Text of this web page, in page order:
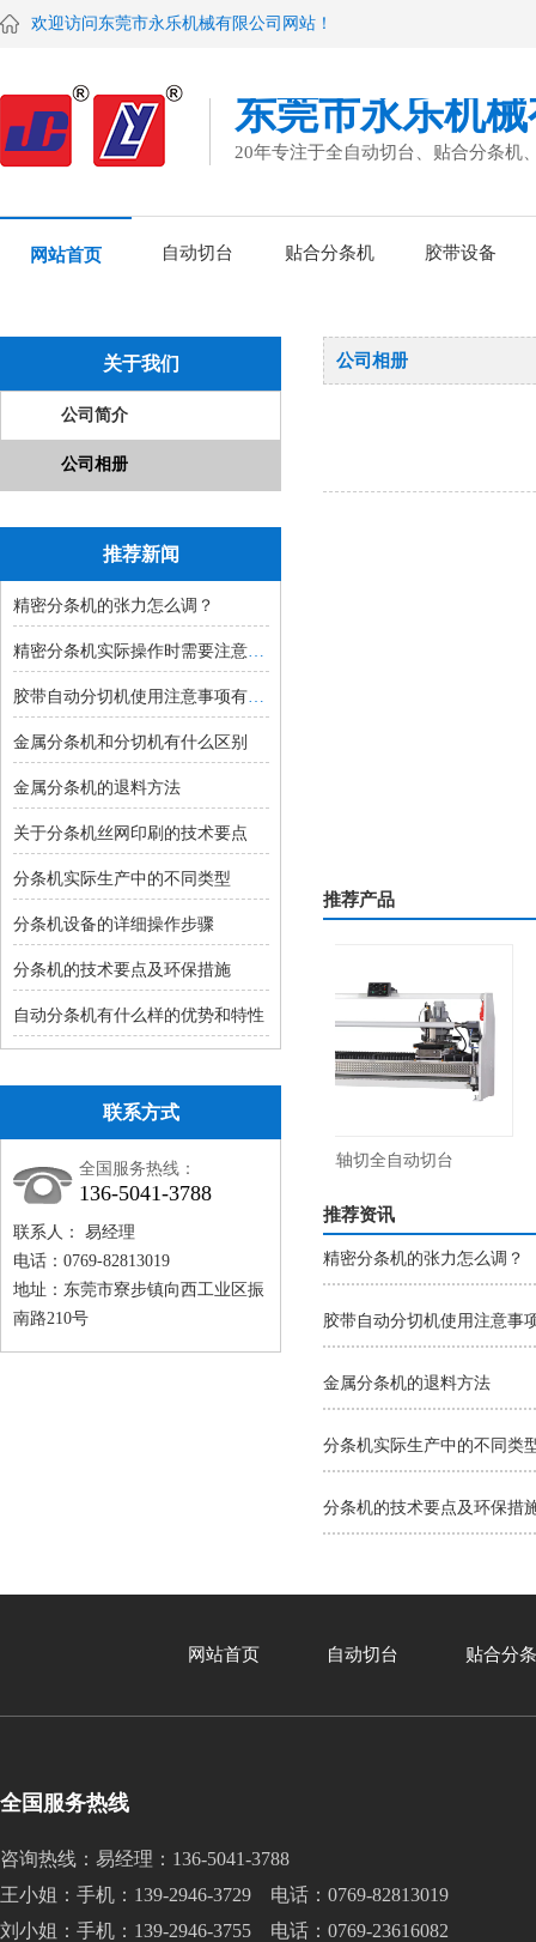
欢迎访问东莞市永乐机械有限公司网站！
东莞市永乐机
20年专注于全自动切台、贴合分条机
网站首页 自动切台 贴合分条机 胶带设备
关于我们
公司简介
公司相册
推荐新闻
精密分条机的张力怎么调？
精密分条机实际操作时需要注意的事...
胶带自动分切机使用注意事项有哪些...
金属分条机和分切机有什么区别
金属分条机的退料方法
关于分条机丝网印刷的技术要点
分条机实际生产中的不同类型
分条机设备的详细操作步骤
分条机的技术要点及环保措施
自动分条机有什么样的优势和特性
联系方式
全国服务热线：
136-5041-3788
联系人： 易经理
电话：0769-82813019
地址：东莞市寮步镇向西工业区振
南路210号
公司相册
推荐产品
YL-701单轴切全自动切台
推荐资讯
精密分条机的张力怎么调？
胶带自动分切机使用注意事
金属分条机的退料方法
分条机实际生产中的不同类
分条机的技术要点及环保措
网站首页 自动切台 贴合分
全国服务热线
咨询热线：易经理：136-5041-3788
王小姐：手机：139-2946-3729 电话：0769-82813019
刘小姐：手机：139-2946-3755 电话：0769-23616082